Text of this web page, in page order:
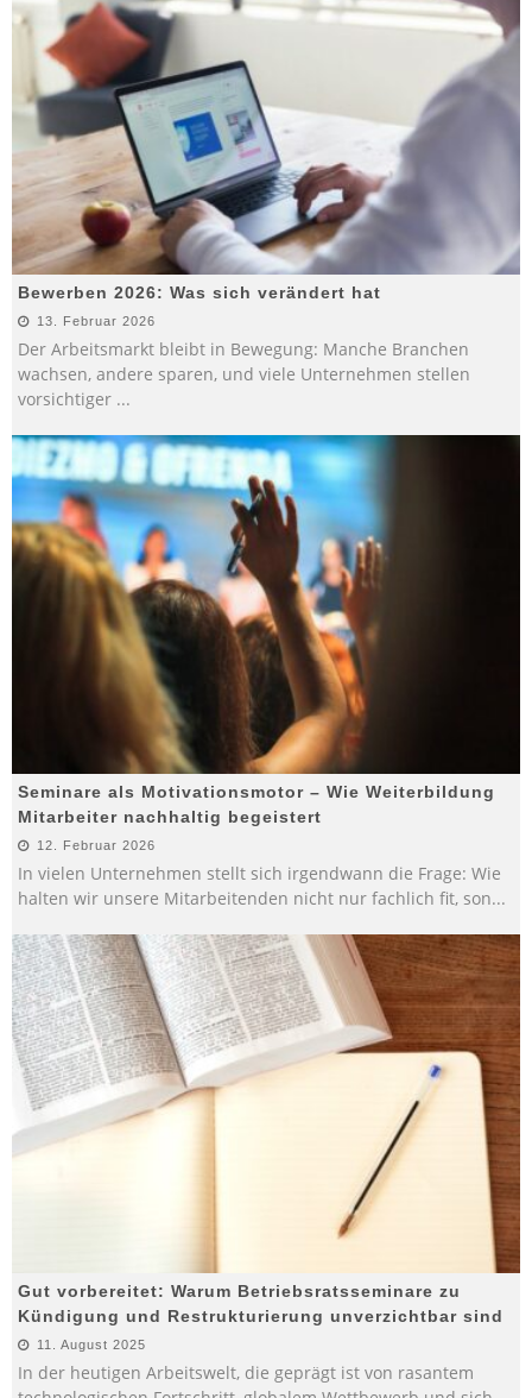
Bewerben 2026: Was sich verändert hat
13. Februar 2026
Der Arbeitsmarkt bleibt in Bewegung: Manche Branchen
wachsen, andere sparen, und viele Unternehmen stellen
vorsichtiger ...
Seminare als Motivationsmotor – Wie Weiterbildung
Mitarbeiter nachhaltig begeistert
12. Februar 2026
In vielen Unternehmen stellt sich irgendwann die Frage: Wie
halten wir unsere Mitarbeitenden nicht nur fachlich fit, son...
Gut vorbereitet: Warum Betriebsratsseminare zu
Kündigung und Restrukturierung unverzichtbar sind
11. August 2025
In der heutigen Arbeitswelt, die geprägt ist von rasantem